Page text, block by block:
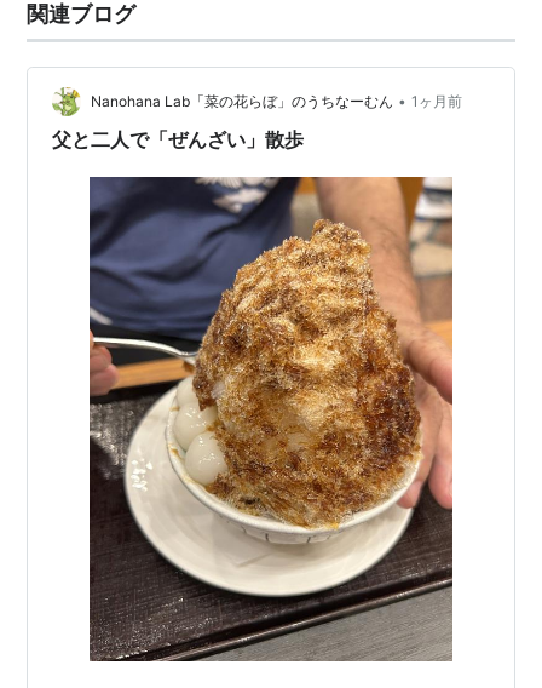
ニチリウグループに参加している。
沖縄県にてマツモトキヨシ のドラッグストアも展開して
関連ブログ
Nanohana Lab「菜の花らぼ」のうちなーむん • 1ヶ月前
父と二人で「ぜんざい」散歩